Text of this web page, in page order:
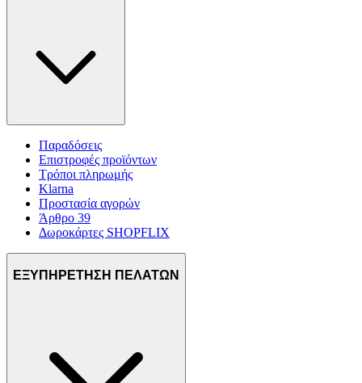
Παραδόσεις
Επιστροφές προϊόντων
Τρόποι πληρωμής
Klarna
Προστασία αγορών
Άρθρο 39
Δωροκάρτες SHOPFLIX
ΕΞΥΠΗΡΕΤΗΣΗ ΠΕΛΑΤΩΝ